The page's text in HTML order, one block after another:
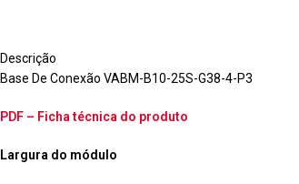
Descrição
Base De Conexão VABM-B10-25S-G38-4-P3
PDF – Ficha técnica do produto
Largura do módulo